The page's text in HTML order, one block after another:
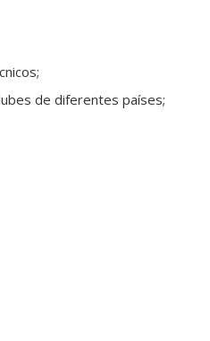
de diferentes países;